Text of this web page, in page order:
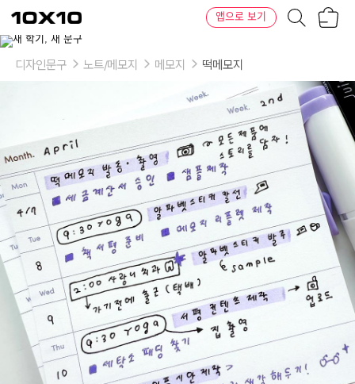
텐
바
텐
앱으로 보기
이
상
Planner,
Weekly
Planner,
Monthly
Organizer
디자인문구 노트/메모지 메모지 떡메모지